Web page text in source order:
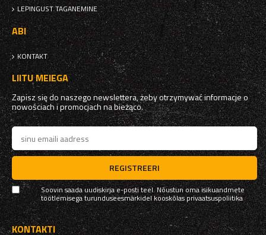
LEPINGUST TAGANEMINE
ABI
KONTAKT
LIITU MEIEGA
Zapisz się do naszego newslettera, żeby otrzymywać informacje o
nowościach i promocjach na bieżąco.
REGISTREERI
Soovin saada uudiskirja e-posti teel. Nõustun oma isikuandmete
töötlemisega turunduseesmärkidel kooskõlasprivaatsuspoliitika
KONTAKTI